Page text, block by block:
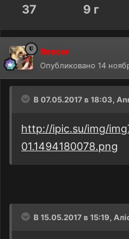
37 9 г
Rescor
Опубликовано 14
В 07.05.2017 в 18:03,
http://ipic.su/img/
01.1494180078.png
В 15.05.2017 в 15:19,